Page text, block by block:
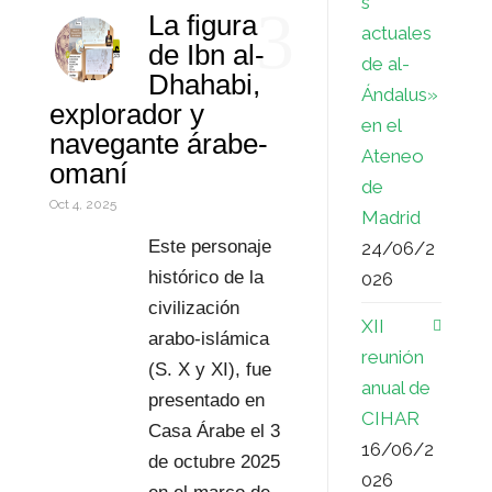
I
n
A
p
p
e
r
e
s
l
r
d
P
r
s
o
m
p
a
t
r
3
La figura
de Ibn al-
Dhahabi,
explorador y
navegante árabe-
omaní
Oct 4, 2025
Este personaje
histórico de la
civilización
arabo-islámica
(S. X y XI), fue
presentado en
Casa Árabe el 3
de octubre 2025
actuales
de al-
Ándalus»
en el
Ateneo
de
Madrid
24/06/2
026
XII
reunión
anual de
CIHAR
16/06/2
026